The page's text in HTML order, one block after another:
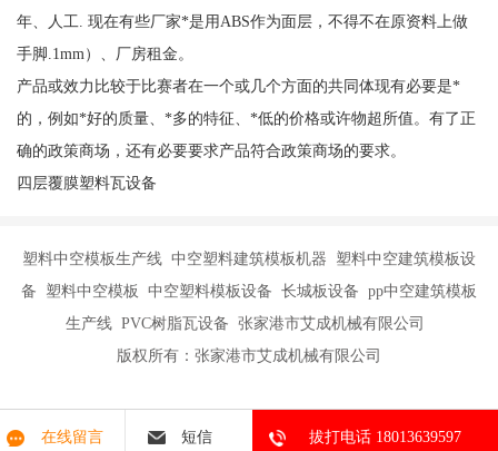
年、人工. 现在有些厂家*是用ABS作为面层，不得不在原资料上做
手脚.1mm）、厂房租金。
产品或效力比较于比赛者在一个或几个方面的共同体现有必要是*
的，例如*好的质量、*多的特征、*低的价格或许物超所值。有了正
确的政策商场，还有必要要求产品符合政策商场的要求。
四层覆膜塑料瓦设备
塑料中空模板生产线 中空塑料建筑模板机器 塑料中空建筑模板设
备 塑料中空模板 中空塑料模板设备 长城板设备 pp中空建筑模板
生产线 PVC树脂瓦设备 张家港市艾成机械有限公司
版权所有：张家港市艾成机械有限公司
在线留言 短信 拔打电话 18013639597